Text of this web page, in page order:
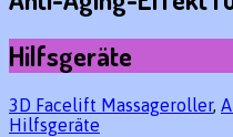
Hilfsgeräte
3D Facelift Massageroller,
Hilfsgeräte